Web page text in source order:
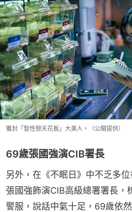
獲封「智性戀天花板」大美人。（公關提供）
69歲張國強演CIB署長
另外，在《不眠日》中不乏多
張國強飾演CIB高級總署署長，
警服，說話中氣十足，69歲依